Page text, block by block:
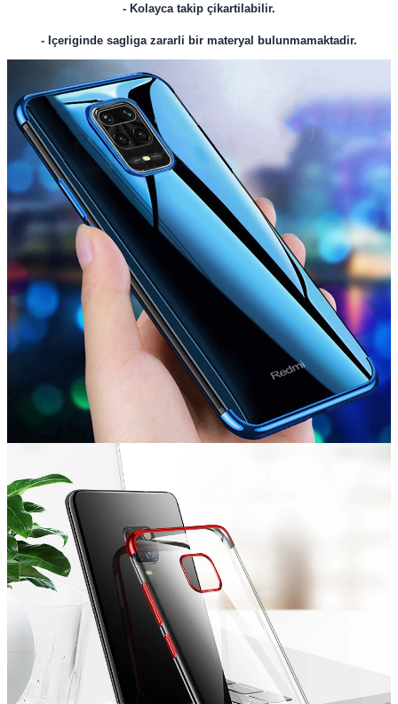
- Kolayca takip çikartilabilir.
- Içeriginde sagliga zararli bir materyal bulunmamaktadir.